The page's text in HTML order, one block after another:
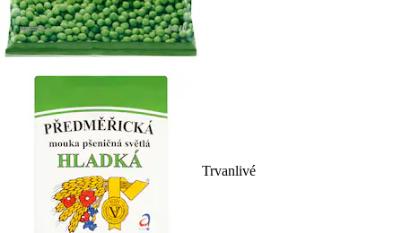
Trvanlivé